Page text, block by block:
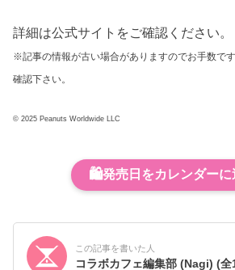
詳細は公式サイトをご確認ください。
※記事の情報が古い場合がありますのでお手数で
確認下さい。
© 2025 Peanuts Worldwide LLC
🛍️発売日をカレンダーに
この記事を書いた人
コラボカフェ編集部 (Nagi)(全